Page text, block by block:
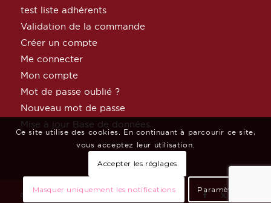
test liste adhérents
Validation de la commande
Créer un compte
Me connecter
Mon compte
Mot de passe oublié ?
Nouveau mot de passe
Mise à jour Base de données
© Copyright MicroClass France par
Ce site utilise des cookies. En continuant à parcourir ce site,
vous acceptez leur utilisation.
Accepter les réglages
Masquer uniquement les notifications Paramètres